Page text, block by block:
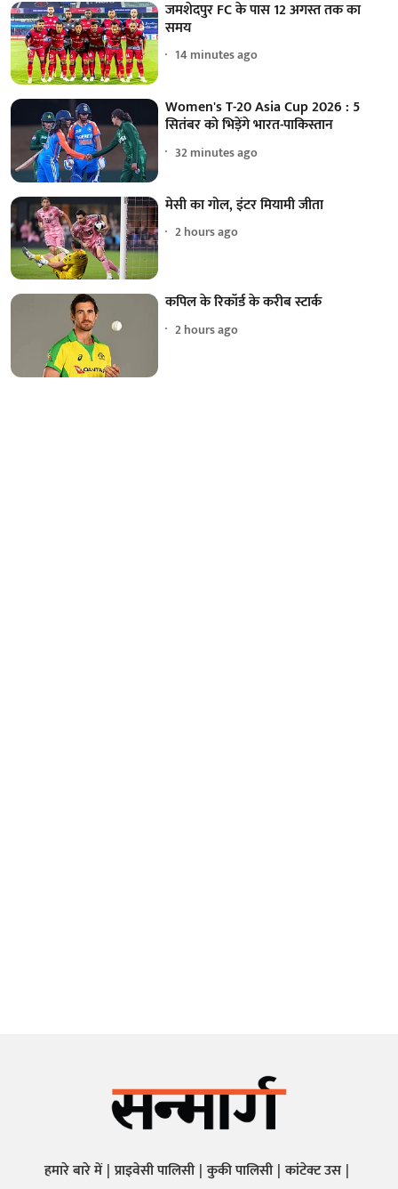
जमशेदपुर FC के पास 12 अगस्त तक का
समय
14 minutes ago
Women's T-20 Asia Cup 2026 : 5
सितंबर को भिड़ेंगे भारत-पाकिस्तान
32 minutes ago
मेसी का गोल, इंटर मियामी जीता
2 hours ago
कपिल के रिकॉर्ड के करीब स्टार्क
2 hours ago
हमारे बारे में प्राइवेसी पालिसी कुकी पालिसी कांटेक्ट उस